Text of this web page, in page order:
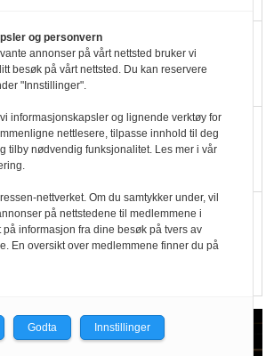
Blir enklere å velge
økologisk i butikkhylla
Kolonihagen sliter
med å få tak i nok melk
Rapport: Økokundene
er klare! Er markedet
og personvern
annonser på vårt nettsted bruker vi
besøk på vårt nettsted. Du kan reservere
"Innstillinger".
informasjonskapsler og lignende verktøy for
nettlesere, tilpasse innhold til deg
tilby nødvendig funksjonalitet. Les mer i vår
nettverket. Om du samtykker under, vil
på nettstedene til medlemmene i
på informasjon fra dine besøk på tvers av
En oversikt over medlemmene finner du på
Godta Innstillinger